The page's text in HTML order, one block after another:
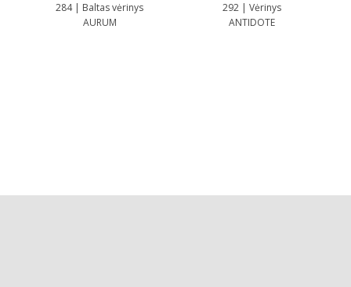
284 | Baltas vėrinys
AURUM
292 | Vėrinys
ANTIDOTE